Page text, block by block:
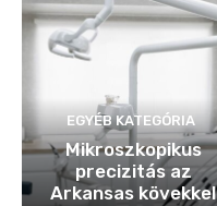
EGYÉB KATEGÓRIA
Mikroszkopikus
precizitás az
Arkansas kövekkel